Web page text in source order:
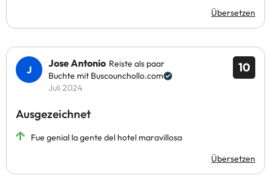
Übersetzen
10
Jose Antonio Reiste als paar
Buchte mit Buscounchollo.com
Juli 2024
Ausgezeichnet
Fue genial la gente del hotel maravillosa
Übersetzen